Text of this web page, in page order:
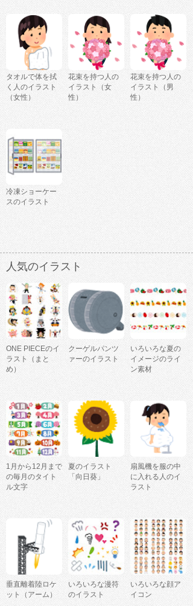
タオルで体を拭
く人のイラスト
（女性）
花束を持つ人の
イラスト（女
性）
花束を持つ人の
イラスト（男
性）
冷凍ショーケー
スのイラスト
人気のイラスト
ONE PIECEのイ
ラスト（まと
め）
クーゲルパンツ
ァーのイラスト
いろいろな夏の
イメージのライ
ン素材
1月から12月まで
の毎月のタイト
ル文字
夏のイラスト
「向日葵」
扇風機を服の中
に入れる人のイ
ラスト
垂直離着陸ロケ
ット（アーム）
いろいろな漫符
のイラスト
いろいろな顔ア
イコン